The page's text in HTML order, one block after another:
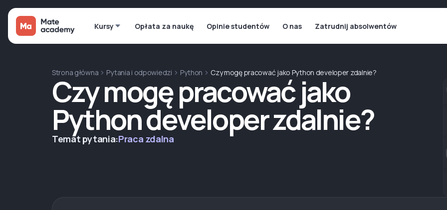
Kursy Opłata za naukę Opinie studentów O nas Zatrudnij absolwentów
Strona główna Pytania i odpowiedzi Python Czy mogę pracować jako Python developer zdalnie?
Czy mogę pracować jako
Python developer zdalnie?
Temat pytania:Praca zdalna